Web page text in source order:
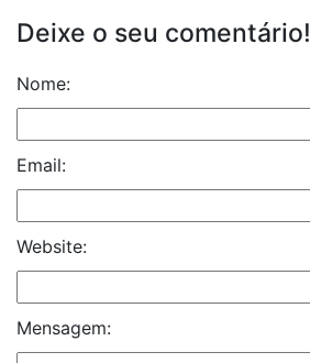
Deixe o seu comentário!
Nome:
Email:
Website:
Mensagem: